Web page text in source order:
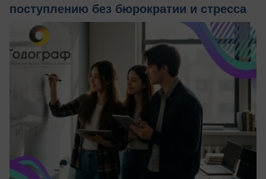
поступлению без бюрократии и стресса